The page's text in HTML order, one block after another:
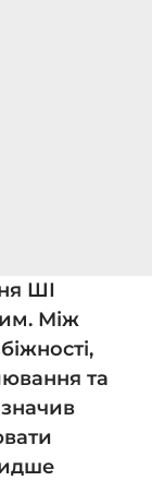
ШІ
Між
та